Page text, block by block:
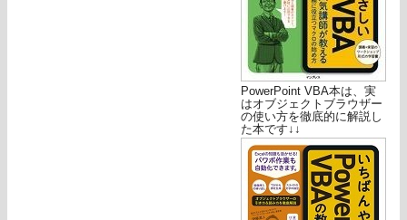
PowerPoint VBA本は、実
はオブジェクトブラウザー
の使い方を徹底的に解説し
た本です↓↓